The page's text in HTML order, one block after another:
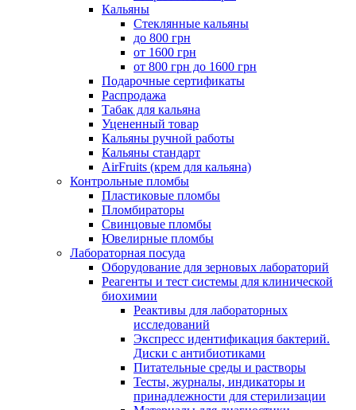
Кальяны
Стеклянные кальяны
до 800 грн
от 1600 грн
от 800 грн до 1600 грн
Подарочные сертификаты
Распродажа
Табак для кальяна
Уцененный товар
Кальяны ручной работы
Кальяны стандарт
AirFruits (крем для кальяна)
Контрольные пломбы
Пластиковые пломбы
Пломбираторы
Свинцовые пломбы
Ювелирные пломбы
Лабораторная посуда
Оборудование для зерновых лабораторий
Реагенты и тест системы для клинической
биохимии
Реактивы для лабораторных
исследований
Экспресс идентификация бактерий.
Диски с антибиотиками
Питательные среды и растворы
Тесты, журналы, индикаторы и
принадлежности для стерилизации